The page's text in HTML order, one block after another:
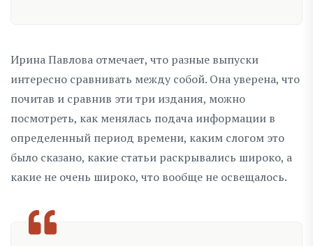
Ирина Павлова отмечает, что разные выпуски
интересно сравнивать между собой. Она уверена, что
почитав и сравнив эти три издания, можно
посмотреть, как менялась подача информации в
определенный период времени, каким слогом это
было сказано, какие статьи раскрывались широко, а
какие не очень широко, что вообще не освещалось.